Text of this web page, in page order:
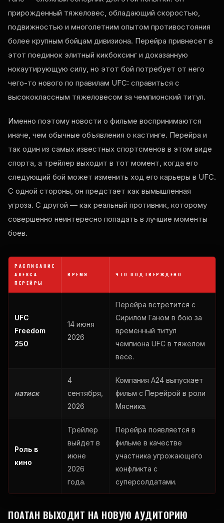
прирожденный тяжеловес, обладающий скоростью,
подвижностью и многолетним опытом противостояния
более крупным бойцам дивизиона. Перейра привнесет в
этот поединок элитный кикбоксинг и доказанную
нокаутирующую силу, но этот бой потребует от него
чего-то нового по правилам UFC: справиться с
высококлассным тяжеловесом за чемпионский титул.
Именно поэтому новости о фильме воспринимаются
иначе, чем обычные объявления о кастинге. Перейра и
так один из самых известных спортсменов в этом виде
спорта, а трейлер выходит в тот момент, когда его
следующий бой может изменить ход его карьеры в UFC.
С одной стороны, он предстает как вымышленная
угроза. С другой — как реальный противник, которому
совершенно неинтересно попадать в лучшие моменты
боев.
РАСПИСАНИЕ
АЛЕКСА
ПЕРЕЙРЫ
ВРЕМЯ ЧТО ПОДТВЕРЖДЕНО
UFC
Freedom
250
14 июня
2026
Перейра встретится с
Сирилом Ганом в бою за
временный титул
чемпиона UFC в тяжелом
весе.
натиск
4
сентября,
2026
Компания A24 выпускает
фильм с Перейрой в роли
Мясника.
Роль в
кино
Трейлер
выйдет в
июне
2026
года.
Перейра появляется в
фильме в качестве
участника угрожающего
конфликта с
суперсолдатами.
ПОАТАН ВЫХОДИТ НА НОВУЮ АУДИТОРИЮ